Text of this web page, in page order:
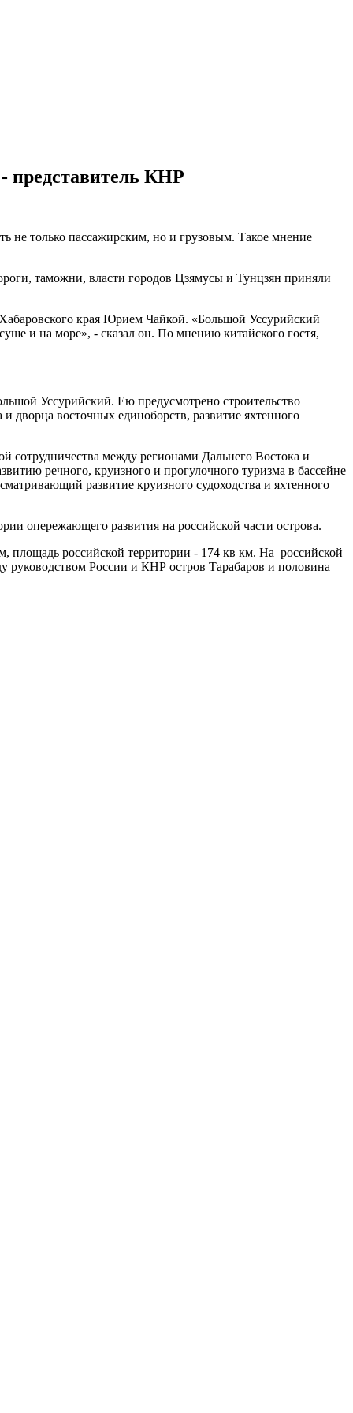
представитель КНР
не только пассажирским, но и грузовым. Такое мнение
таможни, власти городов Цзямусы и Тунцзян приняли
края Юрием Чайкой. «Большой Уссурийский
и на море», - сказал он. По мнению китайского гостя,
Уссурийский. Ею предусмотрено строительство
дворца восточных единоборств, развитие яхтенного
сотрудничества между регионами Дальнего Востока и
речного, круизного и прогулочного туризма в бассейне
развитие круизного судоходства и яхтенного
опережающего развития на российской части острова.
площадь российской территории - 174 кв км. На российской
руководством России и КНР остров Тарабаров и половина